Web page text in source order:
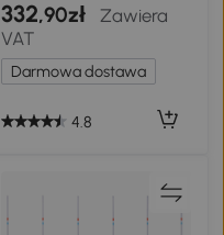
332,90zł
Zawiera
VAT
Darmowa dostawa
4.8